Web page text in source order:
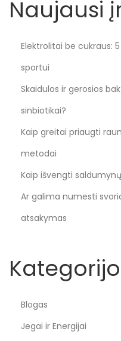
Naujausi
Elektrolitai be cukraus:
sportui
Skaidulos ir gerosios
sinbiotikai?
Kaip greitai priaugti
metodai
Kaip išvengti
Ar galima numesti
atsakymas
Blogas
Jegai ir Energijai